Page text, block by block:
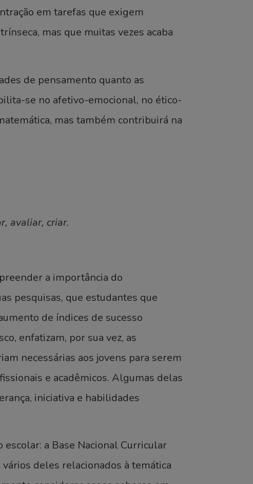
em tarefas que exigem
mas que muitas vezes acaba
de pensamento quanto as
se no afetivo-emocional, no ético-
mas também contribuirá na
avaliar, criar.
a importância do
pesquisas, que estudantes que
de índices de sucesso
enfatizam, por sua vez, as
necessárias aos jovens para serem
e acadêmicos. Algumas delas
iniciativa e habilidades
a Base Nacional Curricular
deles relacionados à temática